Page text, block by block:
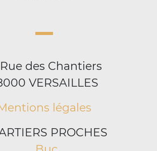
Rue des Chantiers
VERSAILLES
légales
PROCHES